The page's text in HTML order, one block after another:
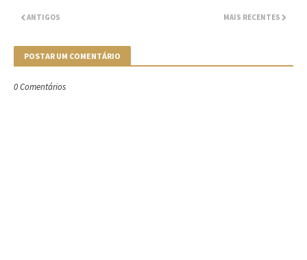
MAIS RECENTES
ANTIGOS
POSTAR UM COMENTÁRIO
0 Comentários